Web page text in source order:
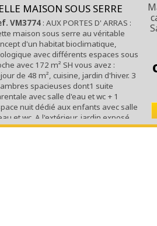
MAISON SOUS SERRE
VM3774 : AUX PORTES D' ARRAS :
maison sous serre au véritable
d'un habitat bioclimatique,
avec différents espaces sous
avec 172 m² SH vous avez :
de 48 m², cuisine, jardin d'hiver. 3
spacieuses dont1 suite
avec salle d'eau et wc + 1
nuit dédié aux enfants avec salle
et wc. A l'extérieur, jardin exposé
+ 1 cour privative...